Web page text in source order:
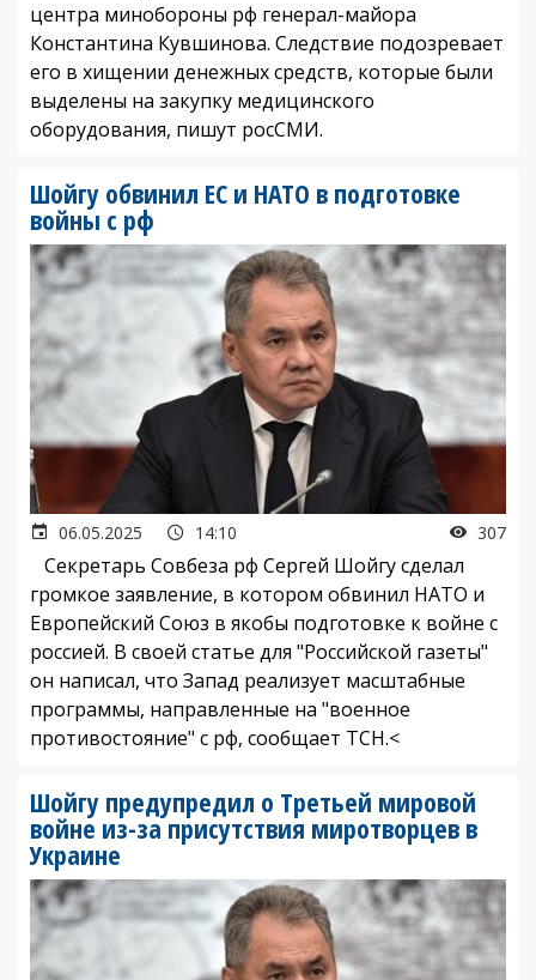
центра минобороны рф генерал-майора
Константина Кувшинова. Следствие подозревает
его в хищении денежных средств, которые были
выделены на закупку медицинского
оборудования, пишут росСМИ.
Шойгу обвинил ЕС и НАТО в подготовке
войны с рф
06.05.2025 14:10 307
Секретарь Совбеза рф Сергей Шойгу сделал
громкое заявление, в котором обвинил НАТО и
Европейский Союз в якобы подготовке к войне с
россией. В своей статье для "Российской газеты"
он написал, что Запад реализует масштабные
программы, направленные на "военное
противостояние" с рф, сообщает ТСН.<
Шойгу предупредил о Третьей мировой
войне из-за присутствия миротворцев в
Украине